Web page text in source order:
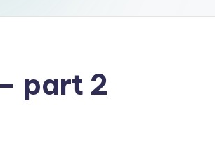
part 2